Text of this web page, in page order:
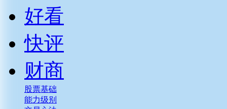
好看
快评
财商
股票基础
能力级别